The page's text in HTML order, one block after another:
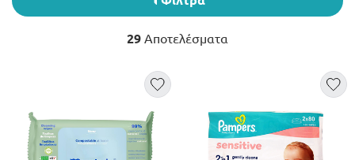
29 Αποτελέσματα